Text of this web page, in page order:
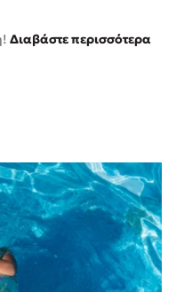
Διαβάστε περισσότερα